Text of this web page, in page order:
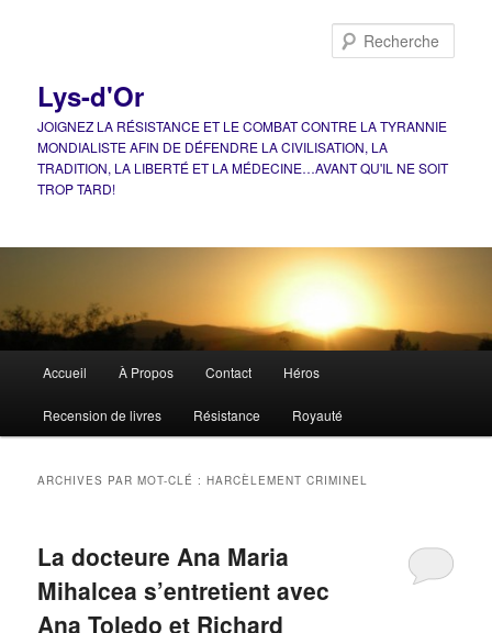
Lys-d'Or
JOIGNEZ LA RÉSISTANCE ET LE COMBAT CONTRE LA TYRANNIE
MONDIALISTE AFIN DE DÉFENDRE LA CIVILISATION, LA
TRADITION, LA LIBERTÉ ET LA MÉDECINE…AVANT QU'IL NE SOIT
TROP TARD!
principal
Accueil À Propos Contact Héros
Recension de livres Résistance Royauté
ARCHIVES PAR MOT-CLÉ :HARCÈLEMENT CRIMINEL
La docteure Ana Maria
Mihalcea s’entretient avec
Ana Toledo et Richard